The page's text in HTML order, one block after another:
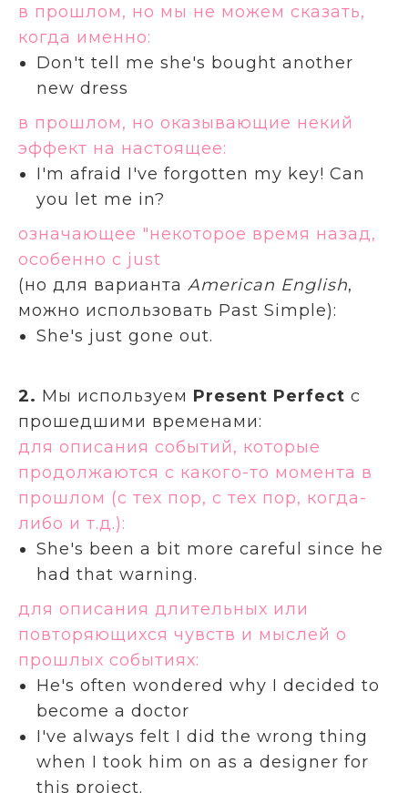
в прошлом, но мы не можем сказать,
когда именно:
Don't tell me she's bought another
new dress
в прошлом, но оказывающие некий
эффект на настоящее:
I'm afraid I've forgotten my key! Can
you let me in?
означающее "некоторое время назад,
особенно с just
(но для варианта American English,
можно использовать Past Simple):
She's just gone out.
2. Мы используем Present Perfect с
прошедшими временами:
для описания событий, которые
продолжаются с какого-то момента в
прошлом (с тех пор, с тех пор, когда-
либо и т.д.):
She's been a bit more careful since he
had that warning.
для описания длительных или
повторяющихся чувств и мыслей о
прошлых событиях:
He's often wondered why I decided to
become a doctor
I've always felt I did the wrong thing
when I took him on as a designer for
this project.